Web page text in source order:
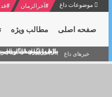
موضوعات داغ #آخرالزمان #
صفحه اصلی مطالب ویژه
خبرهای داغ منشور گفتمان امام و انقلاب - 7 /بخش دوم : شرح پیام ۱۰ خرداد ۱۳۶۹ امام خامنه
بازخوانی افشاگری
دلایل اهمیت
بیانات امام خامنه
پیام نوروزی امام